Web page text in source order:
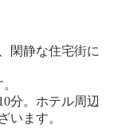
閑静な住宅街に
分。ホテル周辺
います。